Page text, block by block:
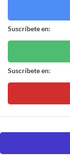
Suscríbete en:
Suscríbete en: